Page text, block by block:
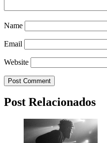
Name
Email
Website
Post Relacionados